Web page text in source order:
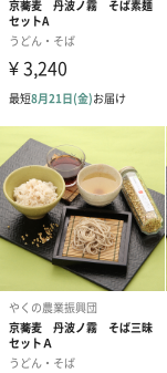
「やくの農業振興
霧が育てた京の蕎麦。
ワンランク上の贈
上質なそばの実から
「夜久野かすみ」は